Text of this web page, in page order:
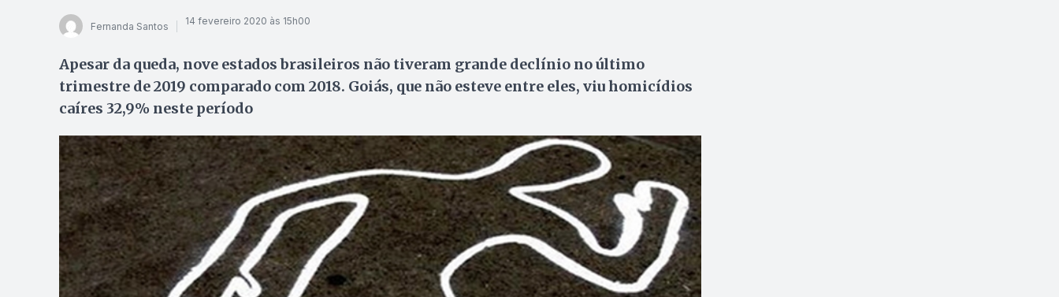
Fernanda Santos 14 fevereiro 2020 às 15h00
Apesar da queda, nove estados brasileiros não tiveram grande declínio no último
trimestre de 2019 comparado com 2018. Goiás, que não esteve entre eles, viu homicídios
caíres 32,9% neste período